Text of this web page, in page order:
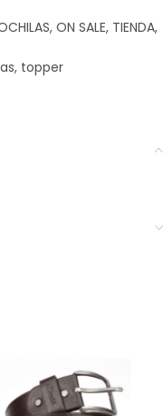
, ON SALE, TIENDA,
, topper